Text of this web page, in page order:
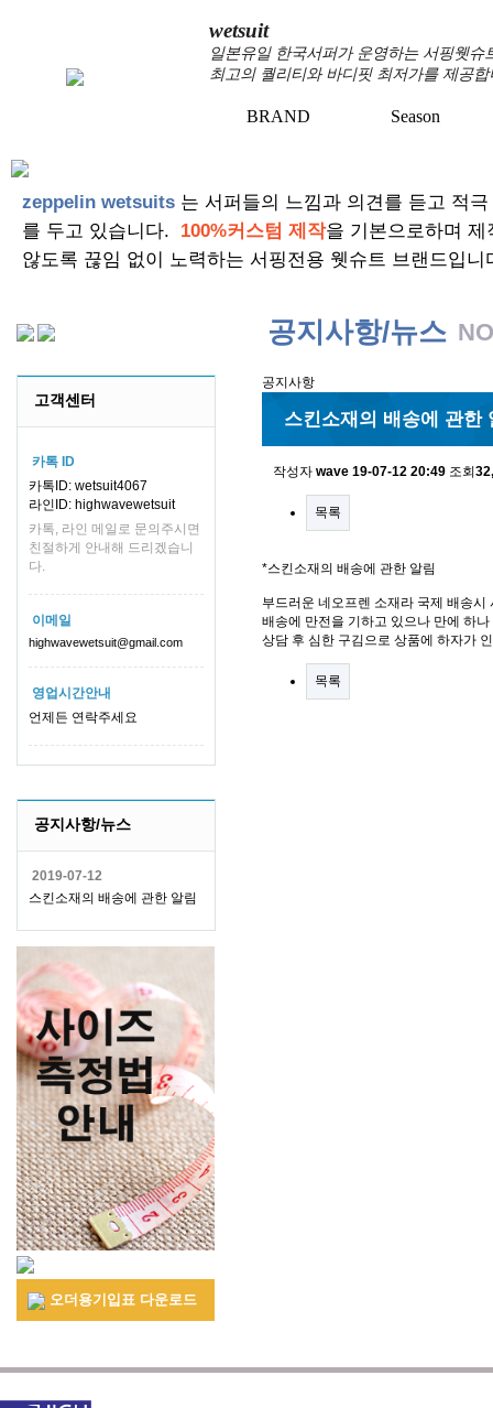
wetsuit
일본유일 한국서퍼가 운영하는 서핑웻
최고의 퀄리티와 바디핏 최저가를 제공합
BRAND Season
zeppelin wetsuits 는 서퍼들의 느낌과 의견를 듣고 적
를 두고 있습니다. 100%커스텀 제작을 기본으로하며
않도록 끊임 없이 노력하는 서핑전용 웻슈트 브랜드입니
고객센터
카톡 ID
카톡ID: wetsuit4067
라인ID: highwavewetsuit
카톡, 라인 메일로 문의주시면
친절하게 안내해 드리겠습니
다.
이메일
highwavewetsuit@gmail.com
영업시간안내
언제든 연락주세요
공지사항/뉴스
2019-07-12
스킨소재의 배송에 관한 알림
오더용기입표 다운로드
공지사항/뉴스
공지사항
스킨소재의 배송에 관한
작성자 wave 19-07-12 20:49 조회
목록
*스킨소재의 배송에 관한 알림
부드러운 네오프렌 소재라 국제 배송
배송에 만전을 기하고 있으나 만에 하
상담 후 심한 구김으로 상품에 하자가
목록